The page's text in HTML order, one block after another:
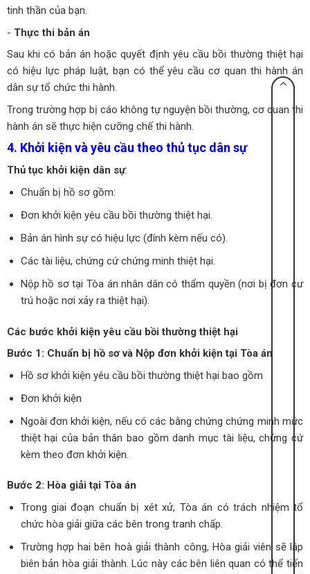
tinh thần của bạn.
- Thực thi bản án
Sau khi có bản án hoặc quyết định yêu cầu bồi thường thiệt hại
có hiệu lực pháp luật, bạn có thể yêu cầu cơ quan thi hành án
dân sự tổ chức thi hành.
Trong trường hợp bị cáo không tự nguyện bồi thường, cơ quan thi
hành án sẽ thực hiện cưỡng chế thi hành.
4. Khởi kiện và yêu cầu theo thủ tục dân sự
Thủ tục khởi kiện dân sự:
Chuẩn bị hồ sơ gồm:
Đơn khởi kiện yêu cầu bồi thường thiệt hại.
Bản án hình sự có hiệu lực (đính kèm nếu có).
Các tài liệu, chứng cứ chứng minh thiệt hại.
Nộp hồ sơ tại Tòa án nhân dân có thẩm quyền (nơi bị đơn cư
trú hoặc nơi xảy ra thiệt hại).
Các bước khởi kiện yêu cầu bồi thường thiệt hại
Bước 1: Chuẩn bị hồ sơ và Nộp đơn khởi kiện tại Tòa án
Hồ sơ khởi kiện yêu cầu bồi thường thiệt hại bao gồm
Đơn khởi kiện
Ngoài đơn khởi kiện, nếu có các bằng chứng chứng minh mức
thiệt hại của bản thân bao gồm danh mục tài liệu, chứng cứ
kèm theo đơn khởi kiện.
Bước 2: Hòa giải tại Tòa án
Trong giai đoạn chuẩn bị xét xử, Tòa án có trách nhiệm tổ
chức hòa giải giữa các bên trong tranh chấp.
Trường hợp hai bên hoà giải thành công, Hòa giải viên sẽ lập
biên bản hòa giải thành. Lúc này các bên liên quan có thể tiến